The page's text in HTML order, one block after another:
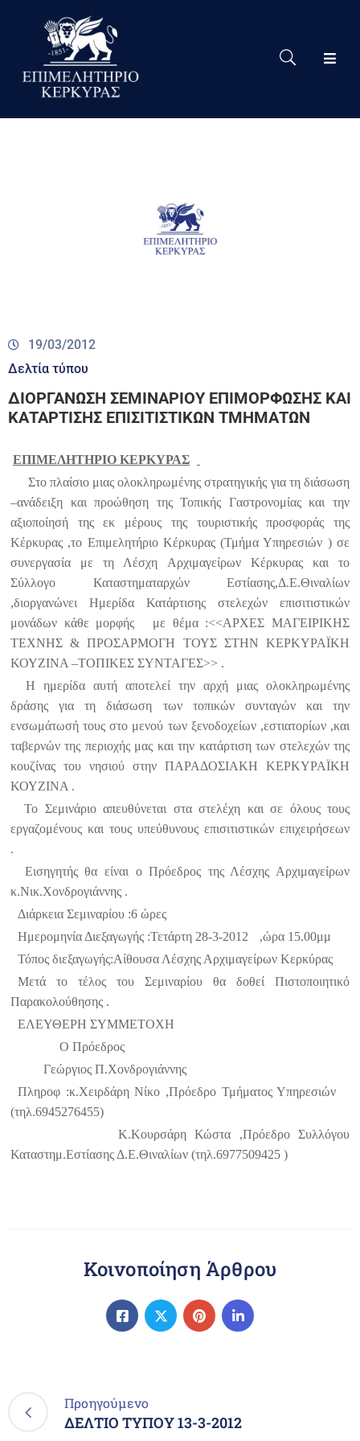
Το
Eπιμελητήριο
19/03/2012
Δελτία τύπου
ΔΙΟΡΓΑΝΩΣΗ ΣΕΜΙΝΑΡΙΟΥ ΕΠΙΜΟΡΦΩΣΗΣ ΚΑΙ
ΚΑΤΑΡΤΙΣΗΣ ΕΠΙΣΙΤΙΣΤΙΚΩΝ ΤΜΗΜΑΤΩΝ
ΕΠΙΜΕΛΗΤΗΡΙΟ ΚΕΡΚΥΡΑΣ
Στο πλαίσιο μιας ολοκληρωμένης στρατηγικής για τη διάσωση
–ανάδειξη και προώθηση της Τοπικής Γαστρονομίας και την
αξιοποίησή της εκ μέρους της τουριστικής προσφοράς της
Κέρκυρας ,το Επιμελητήριο Κέρκυρας (Τμήμα Υπηρεσιών ) σε
συνεργασία με τη Λέσχη Αρχιμαγείρων Κέρκυρας και το
Σύλλογο Καταστηματαρχών Εστίασης,Δ.Ε.Θιναλίων
,διοργανώνει Ημερίδα Κατάρτισης στελεχών επισιτιστικών
μονάδων κάθε μορφής
με θέμα :<<ΑΡΧΕΣ ΜΑΓΕΙΡΙΚΗΣ
ΤΕΧΝΗΣ & ΠΡΟΣΑΡΜΟΓΗ ΤΟΥΣ ΣΤΗΝ ΚΕΡΚΥΡΑΪΚΗ
ΚΟΥΖΙΝΑ –ΤΟΠΙΚΕΣ ΣΥΝΤΑΓΕΣ>> .
Η ημερίδα αυτή αποτελεί την αρχή μιας ολοκληρωμένης
δράσης για τη διάσωση των τοπικών συνταγών και την
ενσωμάτωσή τους στο μενού των ξενοδοχείων ,εστιατορίων ,και
ταβερνών της περιοχής μας και την κατάρτιση των στελεχών της
κουζίνας του νησιού στην ΠΑΡΑΔΟΣΙΑΚΗ ΚΕΡΚΥΡΑΪΚΗ
ΚΟΥΖΙΝΑ .
Το Σεμινάριο απευθύνεται στα στελέχη και σε όλους τους
εργαζομένους και τους υπεύθυνους επισιτιστικών επιχειρήσεων
.
Εισηγητής θα είναι ο Πρόεδρος της Λέσχης Αρχιμαγείρων
κ.Νικ.Χονδρογιάννης .
Διάρκεια Σεμιναρίου :6 ώρες
Ημερομηνία Διεξαγωγής :Τετάρτη 28-3-2012
,ώρα 15.00μμ
Τόπος διεξαγωγής:Αίθουσα Λέσχης Αρχιμαγείρων Κερκύρας
Μετά το τέλος του Σεμιναρίου θα δοθεί Πιστοποιητικό
Παρακολούθησης .
ΕΛΕΥΘΕΡΗ ΣΥΜΜΕΤΟΧΗ
Ο Πρόεδρος
Γεώργιος Π.Χονδρογιάννης
Πληροφ :κ.Χειρδάρη Νίκο ,Πρόεδρο Τμήματος Υπηρεσιών
(τηλ.6945276455)
Κ.Κουρσάρη Κώστα ,Πρόεδρο Συλλόγου
Καταστημ.Εστίασης Δ.Ε.Θιναλίων (τηλ.6977509425 )
Κοινοποίηση Άρθρου
Προηγούμενο
ΔΕΛΤΙΟ ΤΥΠΟΥ 13-3-2012